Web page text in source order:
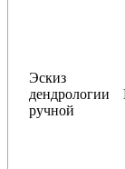
Эскиз
дендрологии
ручной